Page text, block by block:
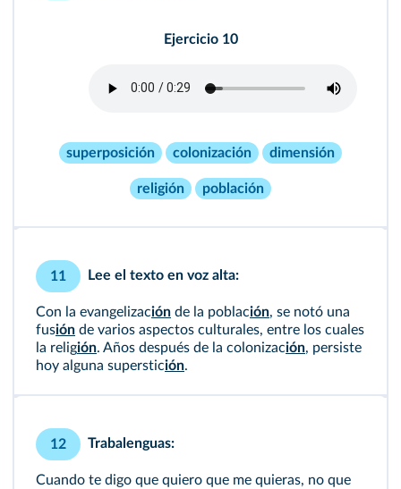
Ejercicio 10
superposición colonización dimensión
religión población
11 Lee el texto en voz alta:
Con la evangelización de la población, se notó una
fusión de varios aspectos culturales, entre los cuales
la religión. Años después de la colonización, persiste
hoy alguna superstición.
12 Trabalenguas:
Cuando te digo que quiero que me quieras, no que